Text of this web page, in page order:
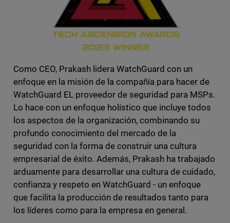
Como CEO, Prakash lidera WatchGuard con un
enfoque en la misión de la compañía para hacer de
WatchGuard EL proveedor de seguridad para MSPs.
Lo hace con un enfoque holístico que incluye todos
los aspectos de la organización, combinando su
profundo conocimiento del mercado de la
seguridad con la forma de construir una cultura
empresarial de éxito. Además, Prakash ha trabajado
arduamente para desarrollar una cultura de cuidado,
confianza y respeto en WatchGuard - un enfoque
que facilita la producción de resultados tanto para
los líderes como para la empresa en general.